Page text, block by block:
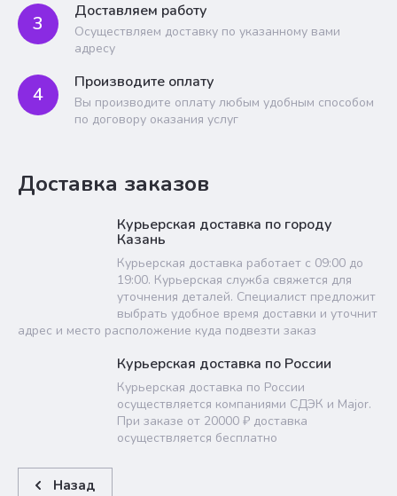
3
Доставляем работу
Осуществляем доставку по указанному вами
адресу
4
Производите оплату
Вы производите оплату любым удобным способом
по договору оказания услуг
Доставка заказов
Курьерская доставка по городу
Казань
Курьерская доставка работает с 09:00 до
19:00. Курьерская служба свяжется для
уточнения деталей. Специалист предложит
выбрать удобное время доставки и уточнит
адрес и место расположение куда подвезти заказ
Курьерская доставка по России
Курьерская доставка по России
осуществляется компаниями СДЭК и Major.
При заказе от 20000 ₽ доставка
осуществляется бесплатно
Назад